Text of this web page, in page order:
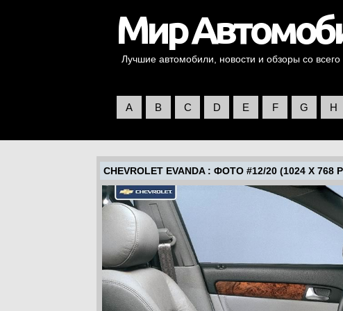
Лучшие автомобили, новости и обзоры со
A B C D E F G H
CHEVROLET EVANDA: ФОТО #12/20 (1024 X 768